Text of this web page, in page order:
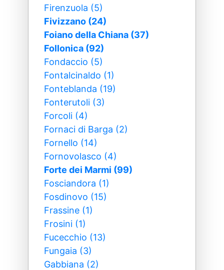
Firenzuola (5)
Fivizzano (24)
Foiano della Chiana (37)
Follonica (92)
Fondaccio (5)
Fontalcinaldo (1)
Fonteblanda (19)
Fonterutoli (3)
Forcoli (4)
Fornaci di Barga (2)
Fornello (14)
Fornovolasco (4)
Forte dei Marmi (99)
Fosciandora (1)
Fosdinovo (15)
Frassine (1)
Frosini (1)
Fucecchio (13)
Fungaia (3)
Gabbiana (2)